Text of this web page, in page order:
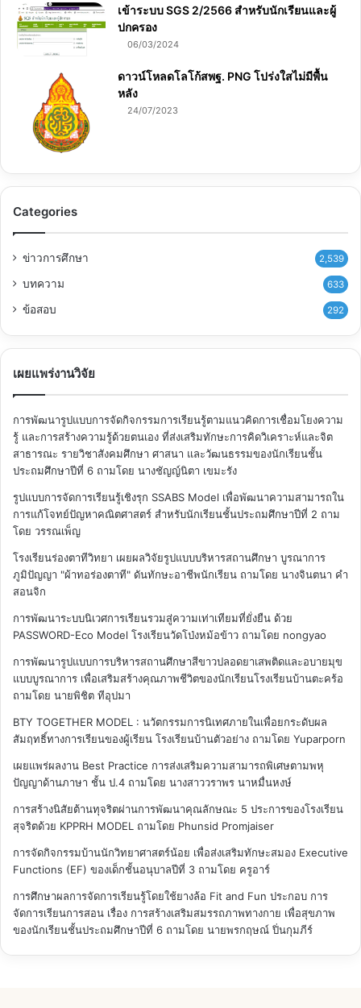
เข้าระบบ SGS 2/2566 สำหรับนักเรียนและผู้
ปกครอง
06/03/2024
ดาวน์โหลดโลโก้สพฐ. PNG โปร่งใสไม่มีพื้น
หลัง
24/07/2023
Categories
ข่าวการศึกษา 2,539
บทความ 633
ข้อสอบ 292
เผยแพร่งานวิจัย
การพัฒนารูปแบบการจัดกิจกรรมการเรียนรู้ตามแนวคิดการเชื่อมโยงความ
รู้ และการสร้างความรู้ด้วยตนเอง ที่ส่งเสริมทักษะการคิดวิเคราะห์และจิต
สาธารณะ รายวิชาสังคมศึกษา ศาสนา และวัฒนธรรมของนักเรียนชั้น
ประถมศึกษาปีที่ 6 ถามโดย นางชัญญ์นิตา เขมะรัง
รูปแบบการจัดการเรียนรู้เชิงรุก SSABS Model เพื่อพัฒนาความสามารถใน
การแก้โจทย์ปัญหาคณิตศาสตร์ สำหรับนักเรียนชั้นประถมศึกษาปีที่ 2 ถาม
โดย วรรณเพ็ญ
โรงเรียนร่องตาทีวิทยา เผยผลวิจัยรูปแบบบริหารสถานศึกษา บูรณาการ
ภูมิปัญญา "ผ้าทอร่องตาที" ดันทักษะอาชีพนักเรียน ถามโดย นางจินตนา คำ
สอนจิก
การพัฒนาระบบนิเวศการเรียนรวมสู่ความเท่าเทียมที่ยั่งยืน ด้วย
PASSWORD-Eco Model โรงเรียนวัดโป่งหม้อข้าว ถามโดย nongyao
การพัฒนารูปแบบการบริหารสถานศึกษาสีขาวปลอดยาเสพติดและอบายมุข
แบบบูรณาการ เพื่อเสริมสร้างคุณภาพชีวิตของนักเรียนโรงเรียนบ้านตะคร้อ
ถามโดย นายพิชิต ทีอุปมา
BTY TOGETHER MODEL : นวัตกรรมการนิเทศภายในเพื่อยกระดับผล
สัมฤทธิ์ทางการเรียนของผู้เรียน โรงเรียนบ้านตัวอย่าง ถามโดย Yuparporn
เผยแพร่ผลงาน Best Practice การส่งเสริมความสามารถพิเศษตามพหุ
ปัญญาด้านภาษา ชั้น ป.4 ถามโดย นางสาววราพร นาหมื่นหงษ์
การสร้างนิสัยต้านทุจริตผ่านการพัฒนาคุณลักษณะ 5 ประการของโรงเรียน
สุจริตด้วย KPPRH MODEL ถามโดย Phunsid Promjaiser
การจัดกิจกรรมบ้านนักวิทยาศาสตร์น้อย เพื่อส่งเสริมทักษะสมอง Executive
Functions (EF) ของเด็กชั้นอนุบาลปีที่ 3 ถามโดย ครูอาร์
การศึกษาผลการจัดการเรียนรู้โดยใช้ยางล้อ Fit and Fun ประกอบ การ
จัดการเรียนการสอน เรื่อง การสร้างเสริมสมรรถภาพทางกาย เพื่อสุขภาพ
ของนักเรียนชั้นประถมศึกษาปีที่ 6 ถามโดย นายพรกฤษณ์ ปิ่นกุมภีร์